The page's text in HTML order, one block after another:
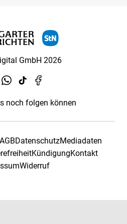
GmbH 2026
noch folgen können
DatenschutzMediadaten
KündigungKontakt
Widerruf